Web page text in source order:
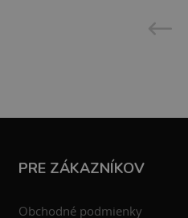
PRE ZÁKAZNÍKOV
Obchodné podmienky